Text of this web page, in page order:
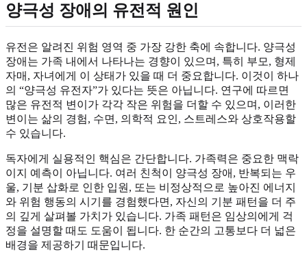
양극성 장애의 유전적 원인
유전은 알려진 위험 영역 중 가장 강한 축에 속합니다. 양극성
장애는 가족 내에서 나타나는 경향이 있으며, 특히 부모, 형제
자매, 자녀에게 이 상태가 있을 때 더 중요합니다. 이것이 하나
의 “양극성 유전자”가 있다는 뜻은 아닙니다. 연구에 따르면
많은 유전적 변이가 각각 작은 위험을 더할 수 있으며, 이러한
변이는 삶의 경험, 수면, 의학적 요인, 스트레스와 상호작용할
수 있습니다.
독자에게 실용적인 핵심은 간단합니다. 가족력은 중요한 맥락
이지 예측이 아닙니다. 여러 친척이 양극성 장애, 반복되는 우
울, 기분 삽화로 인한 입원, 또는 비정상적으로 높아진 에너지
와 위험 행동의 시기를 경험했다면, 자신의 기분 패턴을 더 주
의 깊게 살펴볼 가치가 있습니다. 가족 패턴은 임상의에게 걱
정을 설명할 때도 도움이 됩니다. 한 순간의 고통보다 더 넓은
배경을 제공하기 때문입니다.